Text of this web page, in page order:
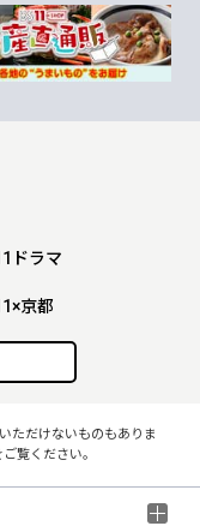
ドラマ
京都
ただけないものもありま
覧ください。